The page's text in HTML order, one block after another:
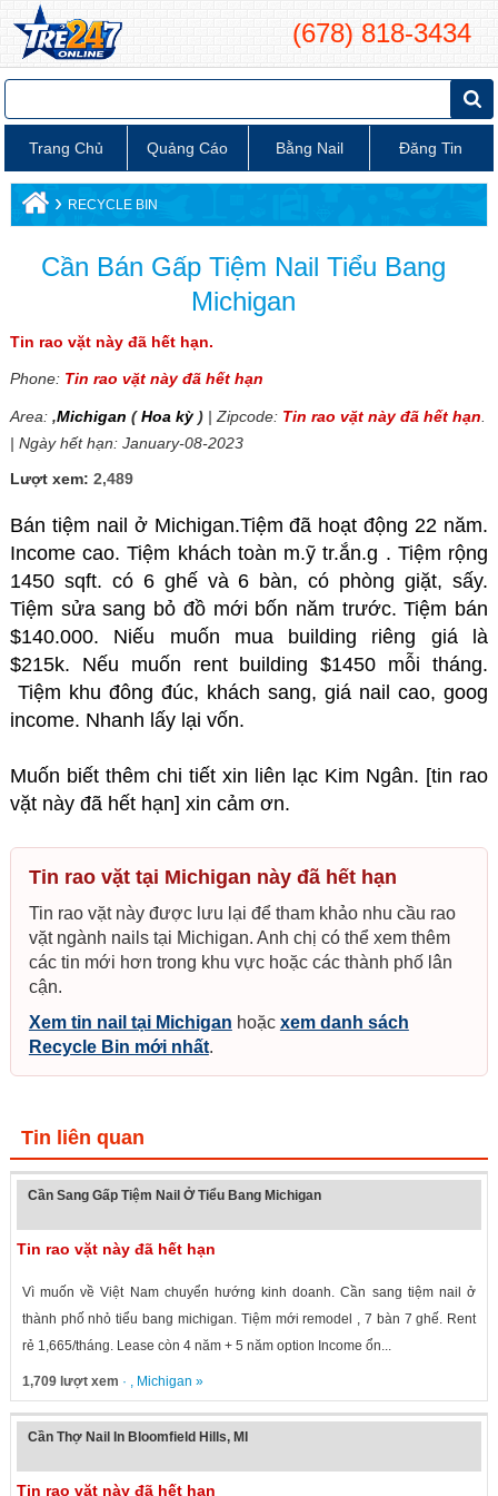
(678) 818-3434
Trang Chủ Quảng Cáo Bằng Nail Đăng Tin
› RECYCLE BIN
Cần Bán Gấp Tiệm Nail Tiểu Bang
Michigan
Tin rao vặt này đã hết hạn.
Phone: Tin rao vặt này đã hết hạn
Area: ,Michigan (Hoa kỳ)| Zipcode: Tin rao vặt này đã hết hạn
| Ngày hết hạn: January-08-2023
Lượt xem: 2,489
Bán tiệm nail ở Michigan.Tiệm đã hoạt động 22 năm.
Income cao. Tiệm khách toàn m.ỹ tr.ắn.g . Tiệm rộng
1450 sqft. có 6 ghế và 6 bàn, có phòng giặt, sấy.
Tiệm sửa sang bỏ đồ mới bốn năm trước. Tiệm bán
$140.000. Niếu muốn mua building riêng giá là
$215k. Nếu muốn rent building $1450 mỗi tháng.
Tiệm khu đông đúc, khách sang, giá nail cao, goog
income. Nhanh lấy lại vốn.
Muốn biết thêm chi tiết xin liên lạc Kim Ngân. [tin rao
vặt này đã hết hạn] xin cảm ơn.
Tin rao vặt tại Michigan này đã hết hạn
Tin rao vặt này được lưu lại để tham khảo nhu cầu rao
vặt ngành nails tại Michigan. Anh chị có thể xem thêm
các tin mới hơn trong khu vực hoặc các thành phố lân
cận.
Xem tin nail tại Michigan hoặc xem danh sách
Recycle Bin mới nhất.
Tin liên quan
Cần Sang Gấp Tiệm Nail Ở Tiểu Bang Michigan
Tin rao vặt này đã hết hạn
Vì muốn về Việt Nam chuyển hướng kinh doanh. Cần sang tiệm nail ở
thành phố nhỏ tiểu bang michigan. Tiệm mới remodel , 7 bàn 7 ghế. Rent
rẻ 1,665/tháng. Lease còn 4 năm + 5 năm option Income ổn...
1,709 lượt xem · , Michigan »
Cần Thợ Nail In Bloomfield Hills, MI
Tin rao vặt này đã hết hạn